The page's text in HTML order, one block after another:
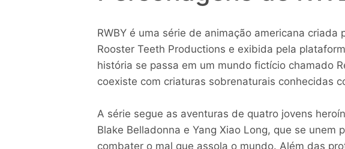
RWBY é uma série de animação americana criada
Rooster Teeth Productions e exibida pela
história se passa em um mundo fictício chamado
coexiste com criaturas sobrenaturais conhecidas
A série segue as aventuras de quatro jovens
Blake Belladonna e Yang Xiao Long, que se unem
combater o mal que assola o mundo. Além das